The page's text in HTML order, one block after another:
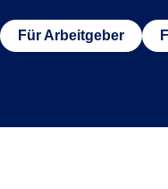
Für Arbeitgeber